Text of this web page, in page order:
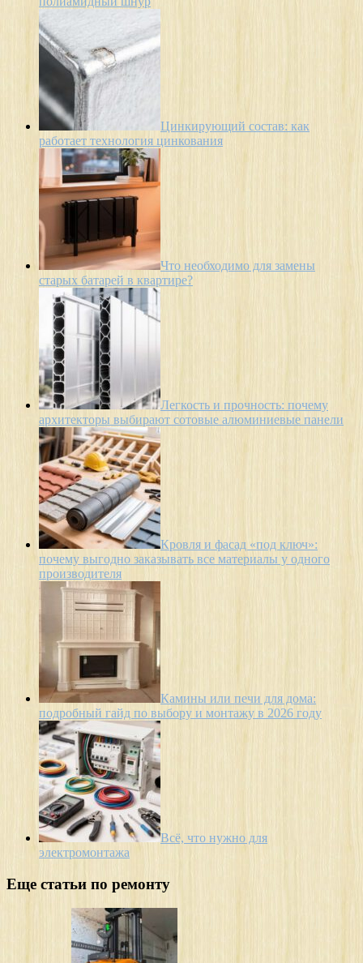
Цинкирующий состав: как
работает технология цинкования
Что необходимо для замены
старых батарей в квартире?
Легкость и прочность: почему
архитекторы выбирают сотовые алюминиевые панели
Кровля и фасад «под ключ»:
почему выгодно заказывать все материалы у одного
производителя
Камины или печи для дома:
подробный гайд по выбору и монтажу в 2026 году
Всё, что нужно для
электромонтажа
Еще статьи по ремонту